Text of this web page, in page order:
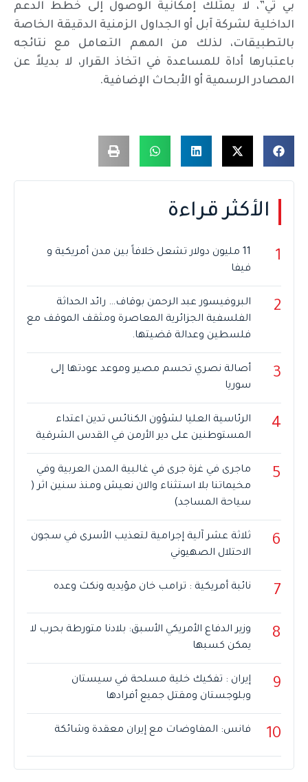
بي تي”، لا يمتلك إمكانية الوصول إلى خطط الدعم
الداخلية لشركة آبل أو الجداول الزمنية الدقيقة الخاصة
بالتطبيقات، لذلك من المهم التعامل مع نتائجه
باعتبارها أداة للمساعدة في اتخاذ القرار، لا بديلاً عن
المصادر الرسمية أو الأبحاث الإضافية.
الأكثر قراءة
1
11 مليون دولار تشعل خلافاً بين مدن أمريكية و
فيفا
2
البروفيسور عبد الرحمن بوقاف… رائد الحداثة
الفلسفية الجزائرية المعاصرة ومثقف الموقف مع
فلسطين وعدالة قضيتها.
3
أصالة نصري تحسم مصير وموعد عودتها إلى
سوريا
4
الرئاسية العليا لشؤون الكنائس تدين اعتداء
المستوطنين على دير الأرمن في القدس الشرقية
5
ماجرى في غزة جرى في غالبية المدن العربية وفي
مخيماتنا بلا استثناء والان نعيش ومنذ سنين اثر (
سياحة المساجد)
6
ثلاثة عشر آلية إجرامية لتعذيب الأسرى في سجون
الاحتلال الصهيوني
7 نائبة أمريكية : ترامب خان مؤيديه ونكث وعده
8
وزير الدفاع الأمريكي الأسبق: بلادنا متورطة بحرب لا
يمكن كسبها
9
إيران : تفكيك خلية مسلحة في سيستان
وبلوجستان ومقتل جميع أفرادها
10 فانس: المفاوضات مع إيران معقدة وشائكة